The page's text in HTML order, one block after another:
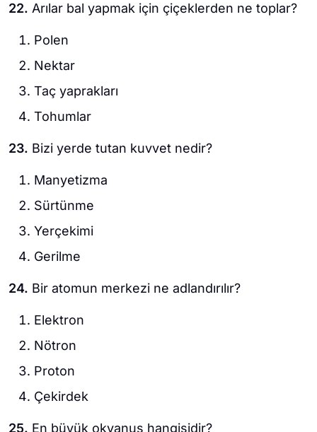
22. Arılar bal yapmak için çiçeklerden ne toplar?
Polen
Nektar
Taç yaprakları
Tohumlar
23. Bizi yerde tutan kuvvet nedir?
Manyetizma
Sürtünme
Yerçekimi
Gerilme
24. Bir atomun merkezi ne adlandırılır?
Elektron
Nötron
Proton
Çekirdek
25. En büyük okyanus hangisidir?